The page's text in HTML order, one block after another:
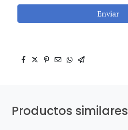
Enviar
Productos similares